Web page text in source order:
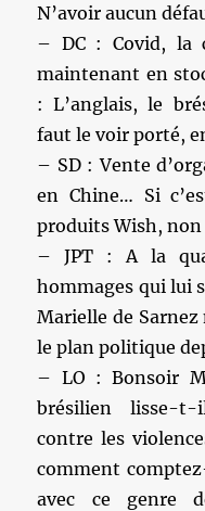
N’avoir aucun
– DC : Covid, la
maintenant en
: L’anglais, le
faut le voir porté,
– SD : Vente
en Chine… Si
produits Wish,
– JPT : A la
hommages qui lui
Marielle de
le plan politique
– LO : Bonsoir
brésilien lisse-t-
contre les
comment
avec ce genre